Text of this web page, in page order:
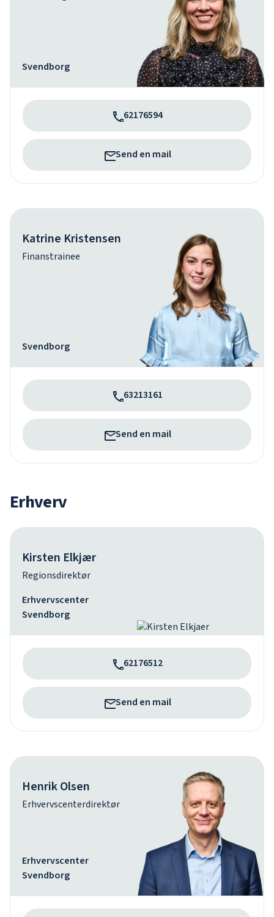
Svendborg
62176594
Send en mail
Katrine Kristensen
Finanstrainee
Svendborg
63213161
Send en mail
Erhverv
Kirsten Elkjær
Regionsdirektør
Erhvervscenter
Svendborg
62176512
Send en mail
Henrik Olsen
Erhvervscenterdirektør
Erhvervscenter
Svendborg